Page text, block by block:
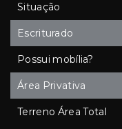
Situação
Escriturado
Possui mobília?
Área Privativa
Terreno Área Total